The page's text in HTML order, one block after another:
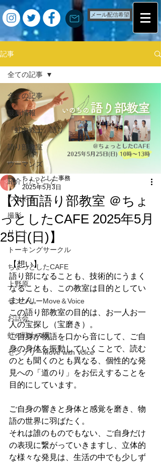
メール配信希望
記事
全ての記事
最新情報
『虹の戦士』語り
語り部教室
ウーマンズ
紹介したいこと
つぶやき
撮影
リヒト
トーキングサークル
ちょっとしたCAFE
上野原
センソリーMove＆Voice
お話会
虹の戦士の環
センソリーMove with Voice
全ての記事
【対面語り部教室 ＠ちょ
っとしたCAFE 2025年5月
25日(日)】
ちょっとした事務
2025年5月3日
【想い】
語り部になることも、技術的にうまく
なることも、この教室は目的としてい
ません。
この語り部教室の目的は、お一人お一
人の宝探し（宝磨き）。
ご自身が物語を口から音にして、ご自
身の身体を振動していくことで、読む
のとも聞くのとも異なる、個性的な発
見への「道のり」をお伝えすることを
目的にしています。
ご自身の響きと身体と感覚を磨き、物
語の世界に羽ばたく。
それは誰のものでもない、ご自身だけ
の表現に繋がっていきますし、立体的
な様々な発見は、生活の中でも少しず